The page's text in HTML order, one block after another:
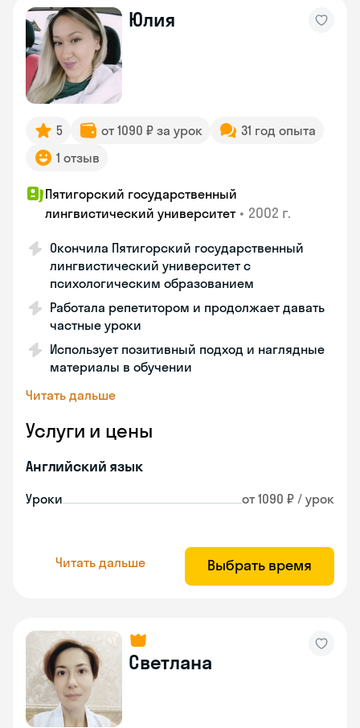
Юлия
5 от 1090 ₽ за урок
31 год опыта
1 отзыв
Пятигорский государственный
лингвистический университет • 2002 г.
Окончила Пятигорский государственный
лингвистический университет с
психологическим образованием
Работала репетитором и продолжает давать
частные уроки
Использует позитивный подход и наглядные
материалы в обучении
Читать дальше
Услуги и цены
Английский язык
Уроки от 1090 ₽ / урок
Читать дальше Выбрать время
Светлана